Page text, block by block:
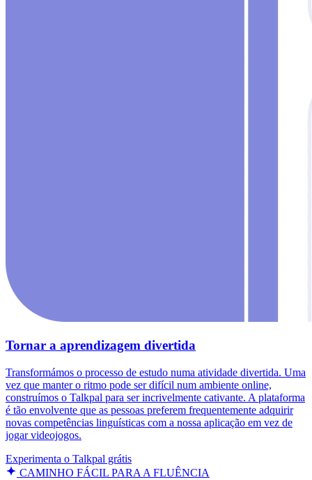
Tornar a aprendizagem divertida
Transformámos o processo de estudo numa atividade divertida. Uma
vez que manter o ritmo pode ser difícil num ambiente online,
construímos o Talkpal para ser incrivelmente cativante. A plataforma
é tão envolvente que as pessoas preferem frequentemente adquirir
novas competências linguísticas com a nossa aplicação em vez de
jogar videojogos.
Experimenta o Talkpal grátis
CAMINHO FÁCIL PARA A FLUÊNCIA